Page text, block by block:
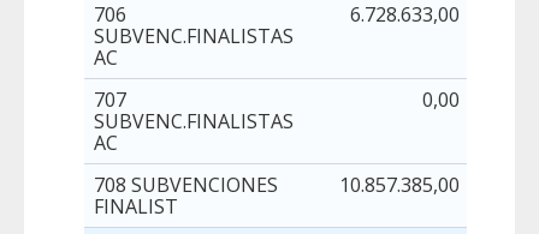
706
SUBVENC.FINALISTAS
AC
6.728.633,00
707
SUBVENC.FINALISTAS
AC
0,00
708 SUBVENCIONES
FINALIST
10.857.385,00